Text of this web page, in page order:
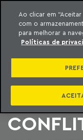
o conteúdo
Machado Meyer
DOS
Ao clicar em
com o
para melhorar a
Políticas de